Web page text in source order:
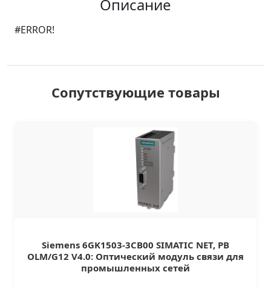
Описание
#ERROR!
Сопутствующие товары
Siemens 6GK1503-3CB00 SIMATIC NET, PB
OLM/G12 V4.0: Оптический модуль связи для
промышленных сетей